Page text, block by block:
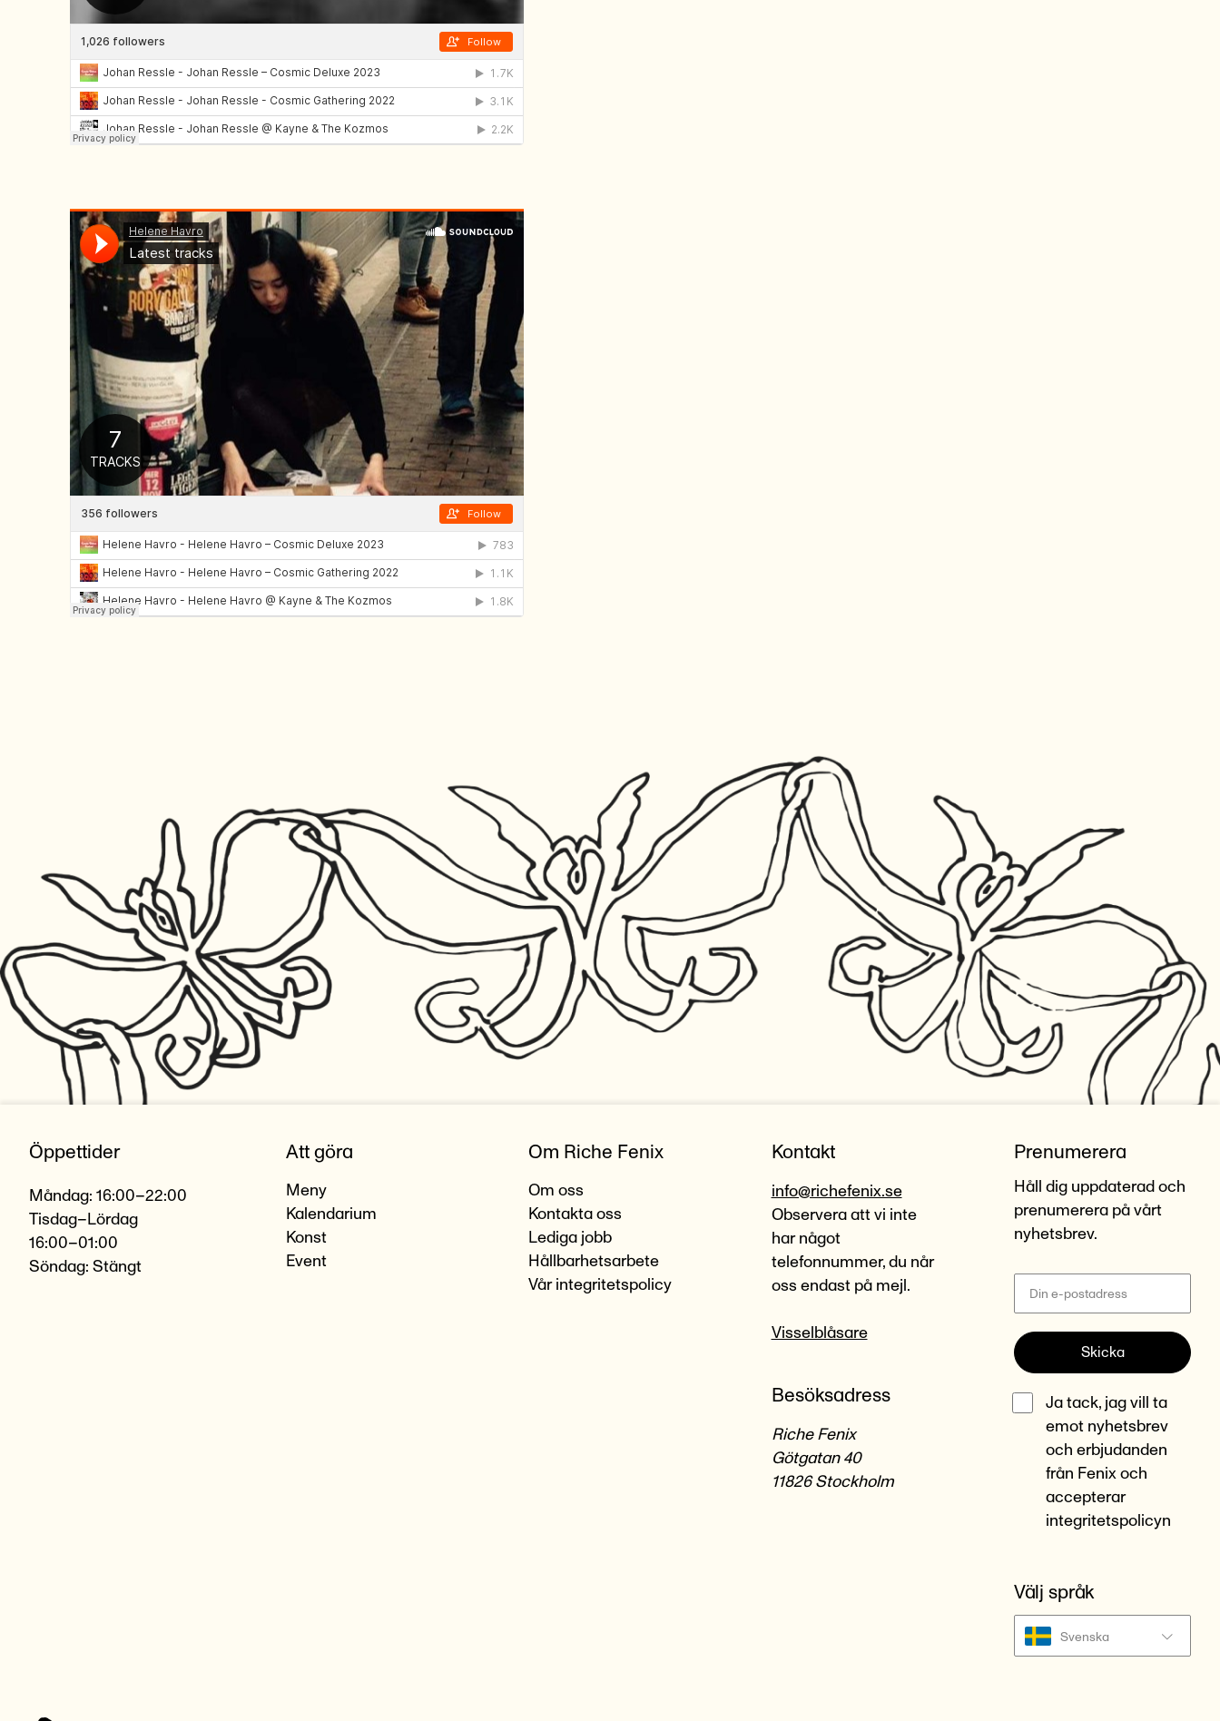
Öppettider
Måndag: 16:00–22:00
Tisdag–Lördag
16:00–01:00
Söndag: Stängt
Att göra
Meny
Kalendarium
Konst
Event
Om Riche Fenix
Om oss
Kontakta oss
Lediga jobb
Hållbarhetsarbete
Vår integritetspolicy
Kontakt
info@richefenix.se
Observera att vi inte
har något
telefonnummer, du når
oss endast på mejl.
Visselblåsare
Besöksadress
Riche Fenix
Götgatan 40
11826 Stockholm
Prenumerera
Håll dig uppdaterad och
prenumerera på vårt
nyhetsbrev.
Skicka
Ja tack, jag vill ta
emot nyhetsbrev
och erbjudanden
från Fenix och
accepterar
integritetspolicyn
Välj språk
Svenska